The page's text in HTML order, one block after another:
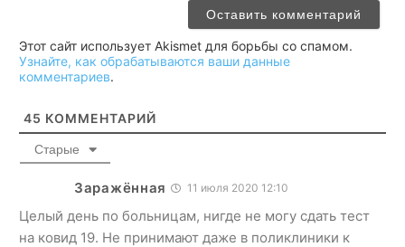
Этот сайт использует Akismet для борьбы со спамом.
Узнайте, как обрабатываются ваши данные
комментариев.
45 КОММЕНТАРИЙ
Старые
Заражённая 11 июля 2020 12:10
Целый день по больницам, нигде не могу сдать тест
на ковид 19. Не принимают даже в поликлиники к